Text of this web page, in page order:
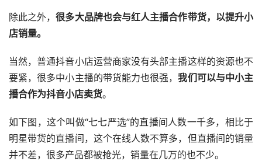
除此之外，很多大品牌也会与红人主播合作带货，以提升小
店销量。
当然，普通抖音小店运营商家没有头部主播这样的资源也不
要紧，很多中小主播的带货能力也很强，我们可以与中小主
播合作为抖音小店卖货。
如下图，这个叫做“七七严选”的直播间人数一千多，相比于
明星带货的直播间，这个在线人数不算多，但直播间的销量
并不差，很多产品都被抢光，销量在几万的也不少。